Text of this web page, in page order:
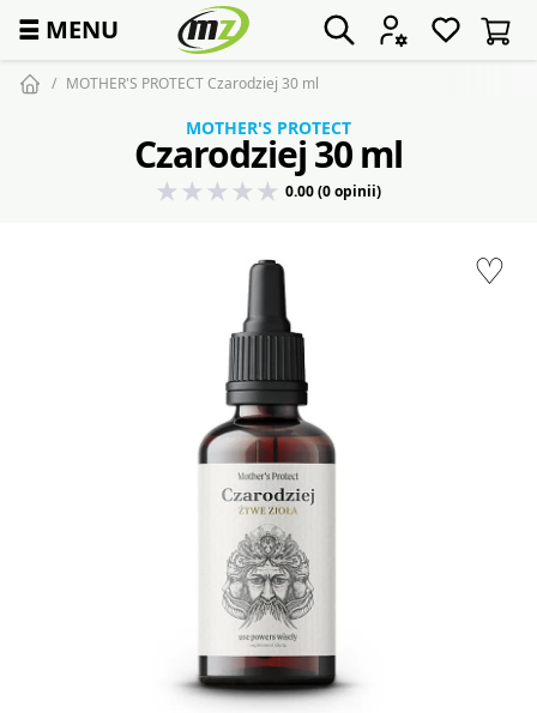
☰ MENU
MOTHER'S PROTECT Czarodziej 30 ml
♡
MOTHER'S PROTECT
Czarodziej 30 ml
0.00 (0 opinii)